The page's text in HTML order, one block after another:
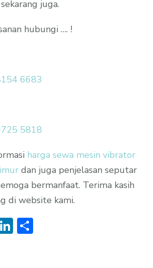
juga.
hubungi …. !
6683
5818
harga sewa mesin vibrator
dan juga penjelasan seputar
bermanfaat. Terima kasih
di website kami.
LinkedIn